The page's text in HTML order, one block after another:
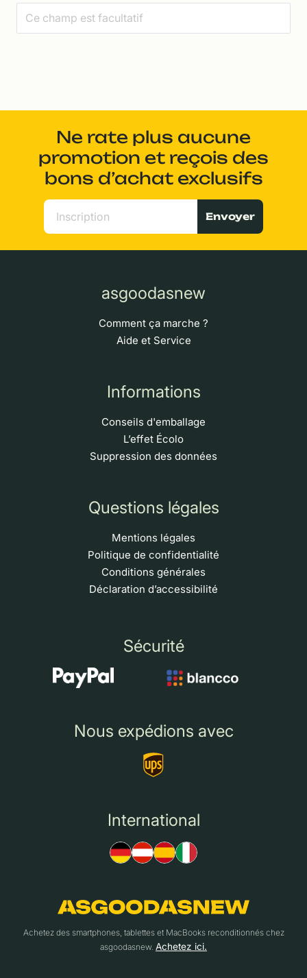
Ne rate plus aucune
promotion et reçois des
bons d’achat exclusifs
Envoyer
asgoodasnew
Comment ça marche ?
Aide et Service
Informations
Conseils d'emballage
L’effet Écolo
Suppression des données
Questions légales
Mentions légales
Politique de confidentialité
Conditions générales
Déclaration d’accessibilité
Sécurité
Nous expédions avec
International
Achetez des smartphones, tablettes et MacBooks reconditionnés chez
asgoodasnew. Achetez ici.